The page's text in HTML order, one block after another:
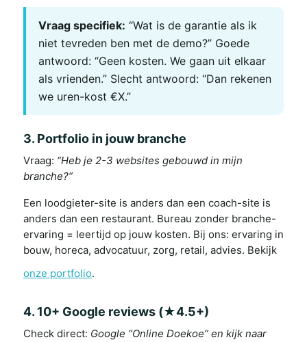
Vraag specifiek: “Wat is de garantie als ik
niet tevreden ben met de demo?” Goede
antwoord: “Geen kosten. We gaan uit elkaar
als vrienden.” Slecht antwoord: “Dan rekenen
we uren-kost €X.”
3. Portfolio in jouw branche
Vraag: “Heb je 2-3 websites gebouwd in mijn
branche?”
Een loodgieter-site is anders dan een coach-site is
anders dan een restaurant. Bureau zonder branche-
ervaring = leertijd op jouw kosten. Bij ons: ervaring in
bouw, horeca, advocatuur, zorg, retail, advies. Bekijk
onze portfolio.
4. 10+ Google reviews (★4.5+)
Check direct: Google “Online Doekoe” en kijk naar